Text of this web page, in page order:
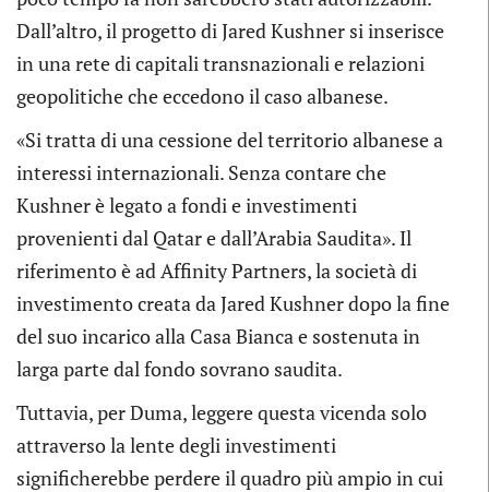
Dall’altro, il progetto di Jared Kushner si inserisce
in una rete di capitali transnazionali e relazioni
geopolitiche che eccedono il caso albanese.
«Si tratta di una cessione del territorio albanese a
interessi internazionali. Senza contare che
Kushner è legato a fondi e investimenti
provenienti dal Qatar e dall’Arabia Saudita». Il
riferimento è ad Affinity Partners, la società di
investimento creata da Jared Kushner dopo la fine
del suo incarico alla Casa Bianca e sostenuta in
larga parte dal fondo sovrano saudita.
Tuttavia, per Duma, leggere questa vicenda solo
attraverso la lente degli investimenti
significherebbe perdere il quadro più ampio in cui